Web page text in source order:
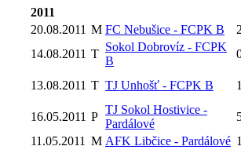
2011
20.08.2011 M FC Nebušice - FCPK B
14.08.2011 T
Sokol Dobrovíz - FCPK
B
13.08.2011 T TJ Unhošť - FCPK B
16.05.2011 P
TJ Sokol Hostivice -
Pardálové
11.05.2011 M AFK Libčice - Pardálové